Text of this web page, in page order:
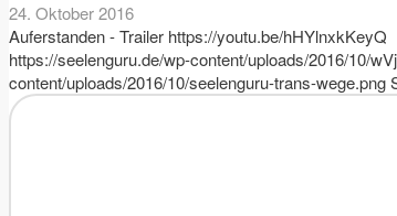
24. Oktober 2016
Auferstanden - Trailer https://youtu.be/hHYlnxkKeyQ
https://seelenguru.de/wp-content/uploads/2016/10/
content/uploads/2016/10/seelenguru-trans-wege.png